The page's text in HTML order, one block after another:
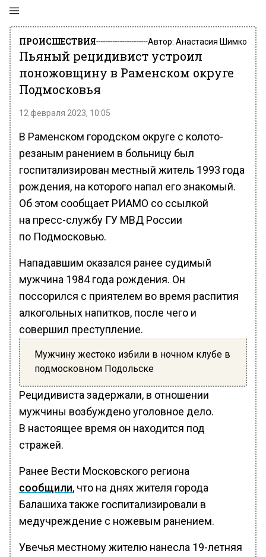
ПРОИСШЕСТВИЯ Автор: Анастасия Шимко
Пьяный рецидивист устроил
поножовщину в Раменском округе
Подмосковья
12 февраля 2023, 10:05
В Раменском городском округе с колото-
резаным ранением в больницу был
госпитализирован местный житель 1993 года
рождения, на которого напал его знакомый.
Об этом сообщает РИАМО со ссылкой
на пресс-службу ГУ МВД России
по Подмосковью.
Нападавшим оказался ранее судимый
мужчина 1984 года рождения. Он
поссорился с приятелем во время распития
алкогольных напитков, после чего и
совершил преступление.
Мужчину жестоко избили в ночном клубе в
подмосковном Подольске
Рецидивиста задержали, в отношении
мужчины возбуждено уголовное дело.
В настоящее время он находится под
стражей.
Ранее Вести Московского региона
сообщили, что на днях жителя города
Балашиха также госпитализировали в
медучреждение с ножевым ранением.
Увечья местному жителю нанесла 19-летняя